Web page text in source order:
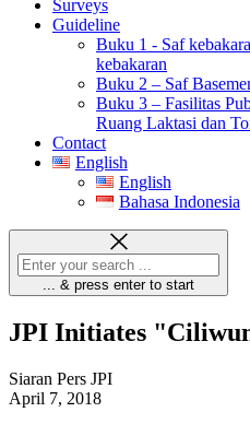
Surveys
Guideline
Buku 1 - Saf
kebakaran
Buku 2 – Saf
Buku 3 – Fasilitas
Ruang Laktasi dan
Contact
English
English
Bahasa Indonesia
... & press enter to start
JPI Initiates
Siaran Pers JPI
April 7, 2018